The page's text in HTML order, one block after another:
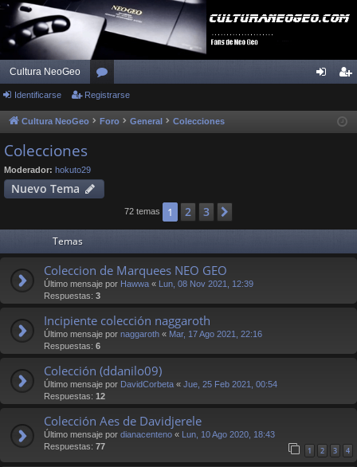
Cultura NeoGeo
or
os ist
Identificarse Registrarse
Cultura NeoGeo Foro General Colecciones
Colecciones
Moderador: hokuto29
Nuevo Tema
72 temas 1 2 3
Temas
Coleccion de Marquees NEO GEO
Último mensaje por Hawwa « Lun, 08 Nov 2021, 12:39
Respuestas: 3
Incipiente colección naggaroth
Último mensaje por naggaroth « Mar, 17 Ago 2021, 22:16
Respuestas: 6
Colección (ddanilo09)
Último mensaje por DavidCorbeta « Jue, 25 Feb 2021, 00:54
Respuestas: 12
Colección Aes de Davidjerele
Último mensaje por dianacenteno « Lun, 10 Ago 2020, 18:43
Respuestas: 77 1 2 3 4